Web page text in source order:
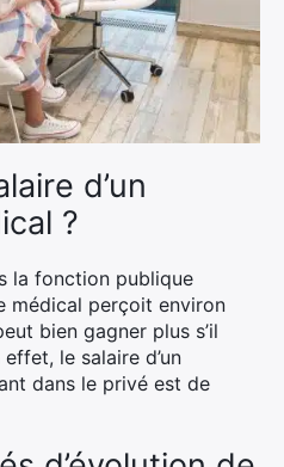
d’un
?
la fonction publique
médical perçoit environ
bien gagner plus s’il
le salaire d’un
dans le privé est de